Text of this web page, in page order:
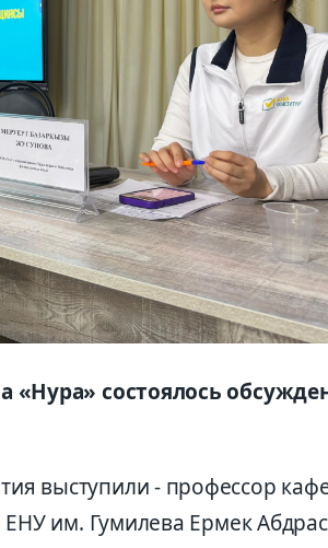
«Нура» состоялось
выступили - профессор
им. Гумилева Ермек